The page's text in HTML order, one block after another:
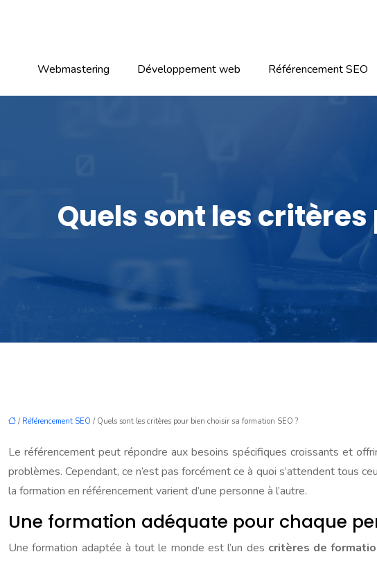
Webmastering Développement web Référencement SEO
Quels sont les
/ Référencement SEO / Quels sont les critères pour bien choisir sa formation SEO ?
Le référencement peut répondre aux besoins spécifiques croissants et
problèmes. Cependant, ce n’est pas forcément ce à quoi s’attendent tous
la formation en référencement varient d’une personne à l’autre.
Une formation adéquate pour chaque
Une formation adaptée à tout le monde est l’un des critères de